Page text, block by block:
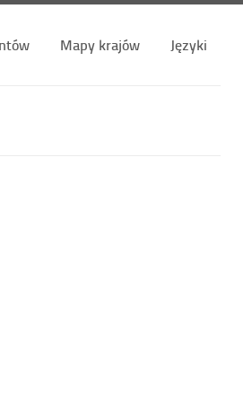
Mapy krajów Języki